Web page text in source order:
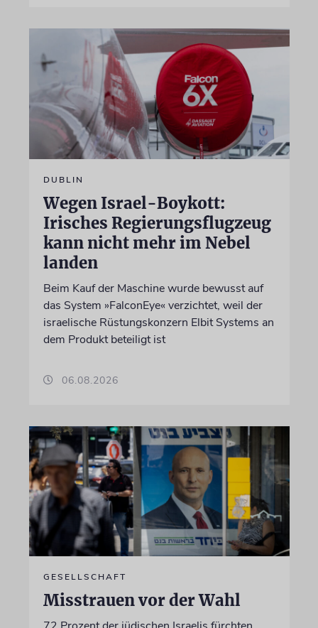
DUBLIN
Wegen Israel-Boykott:
Irisches Regierungsflugzeug
kann nicht mehr im Nebel
landen
Beim Kauf der Maschine wurde bewusst auf
das System »FalconEye« verzichtet, weil der
israelische Rüstungskonzern Elbit Systems an
dem Produkt beteiligt ist
06.08.2026
GESELLSCHAFT
Misstrauen vor der Wahl